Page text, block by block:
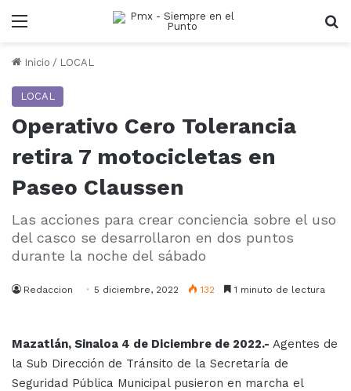
Menu
Inicio / LOCAL
LOCAL
Operativo Cero Tolerancia
retira 7 motocicletas en
Paseo Claussen
Las acciones para crear conciencia sobre el uso
del casco se desarrollaron en dos puntos
durante la noche del sábado
Redaccion 5 diciembre, 2022 132 1 minuto de lectura
Mazatlán, Sinaloa 4 de Diciembre de 2022.- Agentes de
la Sub Dirección de Tránsito de la Secretaría de
Seguridad Pública Municipal pusieron en marcha el